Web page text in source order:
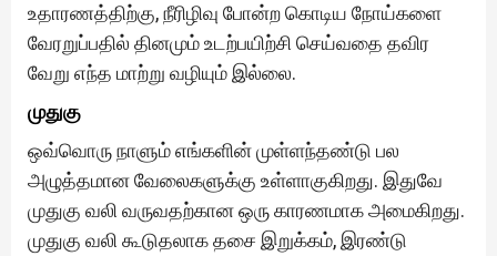
உதாரணத்திற்கு, நீரிழிவு போன்ற கொடிய நோய்களை
வேரறுப்பதில் தினமும் உடற்பயிற்சி செய்வதை தவிர
வேறு எந்த மாற்று வழியும் இல்லை.
முதுகு
ஒவ்வொரு நாளும் எங்களின் முள்ளந்தண்டு பல
அழுத்தமான வேலைகளுக்கு உள்ளாகுகிறது. இதுவே
முதுகு வலி வருவதற்கான ஒரு காரணமாக அமைகிறது.
முதுகு வலி கூடுதலாக தசை இறுக்கம், இரண்டு